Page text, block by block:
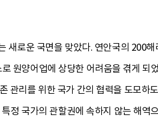
로운 국면을 맞았다. 연안국의 200
원양어업에 상당한 어려움을 겪게 되
관리를 위한 국가 간의 협력을 도모하
정 국가의 관할권에 속하지 않는 해역